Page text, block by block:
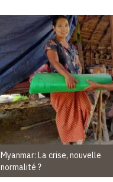
Myanmar: La crise, nouvelle
normalité ?